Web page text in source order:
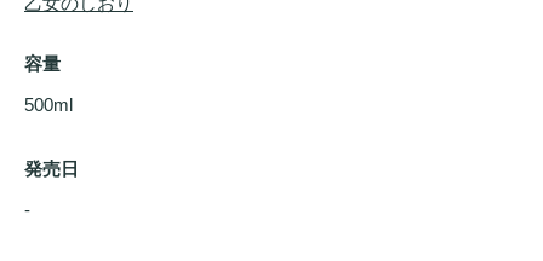
容量
500ml
発売日
-